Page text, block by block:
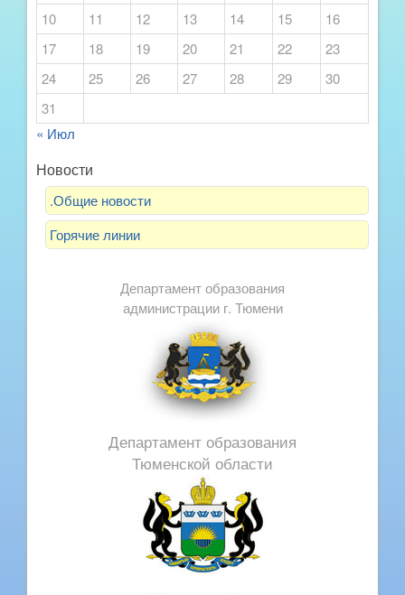
10
11 12 13 14 15
16
17
18 19 20 21 22
23
24
25 26 27 28 29
30
31
« Июл
Новости
.Общие новости
Горячие линии
Департамент образования
администрации г. Тюмени
Департамент образования
Тюменской области